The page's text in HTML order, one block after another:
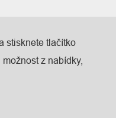
stisknete tlačítko
z nabídky,